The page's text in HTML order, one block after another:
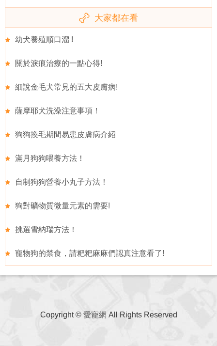
大家都在看
幼犬養殖順口溜 !
關於淚痕治療的一點心得!
細說金毛犬常見的五大皮膚病!
薩摩耶犬洗澡注意事項！
狗狗換毛期間易患皮膚病介紹
滿月狗狗喂養方法！
自制狗狗營養小丸子方法！
狗對礦物質微量元素的需要!
挑選雪納瑞方法！
寵物狗的禁食，請粑粑麻麻們認真注意看了!
Copyright © 愛寵網 All Rights Reserved